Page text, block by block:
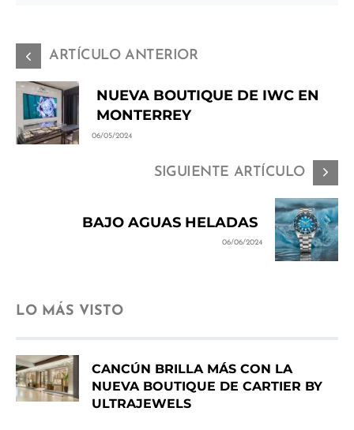
ARTÍCULO ANTERIOR
NUEVA BOUTIQUE DE IWC EN
MONTERREY
06/05/2024
SIGUIENTE ARTÍCULO
BAJO AGUAS HELADAS
06/06/2024
LO MÁS VISTO
CANCÚN BRILLA MÁS CON LA
NUEVA BOUTIQUE DE CARTIER BY
ULTRAJEWELS